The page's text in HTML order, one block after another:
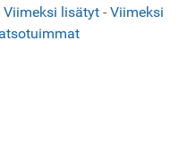
Viimeksi lisätyt- Viimeksi